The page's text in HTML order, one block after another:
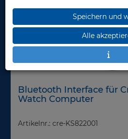
Bluetooth Interface für
Watch Computer
Artikelnr.: cre-KS822001
Speichern und
Alle